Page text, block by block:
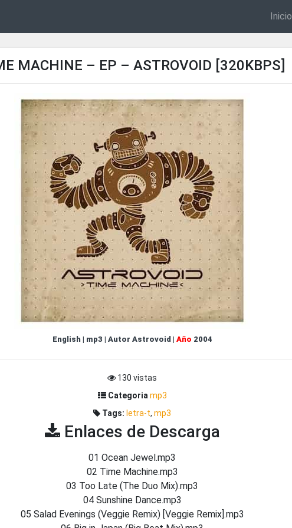
Inicio
MACHINE – EP – ASTROVOID [320KBPS]
English| mp3 | Autor Astrovoid | Año 2004
130 vistas
Categoria mp3
Tags: letra-t, mp3
Enlaces de Descarga
01 Ocean Jewel.mp3
02 Time Machine.mp3
03 Too Late (The Duo Mix).mp3
04 Sunshine Dance.mp3
05 Salad Evenings (Veggie Remix) [Veggie Remix].mp3